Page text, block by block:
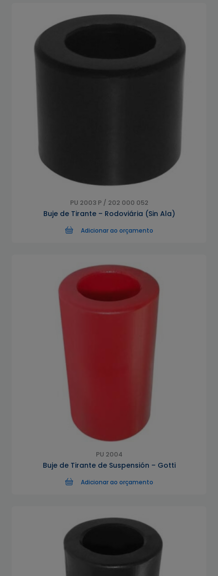
PU 2003 P / 202 000 052
Buje de Tirante – Rodoviária (Sin Ala)
Adicionar ao orçamento
PU 2004
Buje de Tirante de Suspensión – Gotti
Adicionar ao orçamento